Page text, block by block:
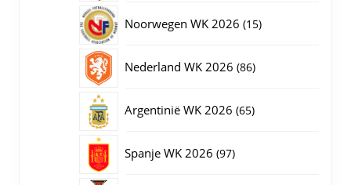
Noorwegen WK 2026 1515
Nederland WK 2026 8686
Argentinië WK 2026 6565
Spanje WK 2026 9797